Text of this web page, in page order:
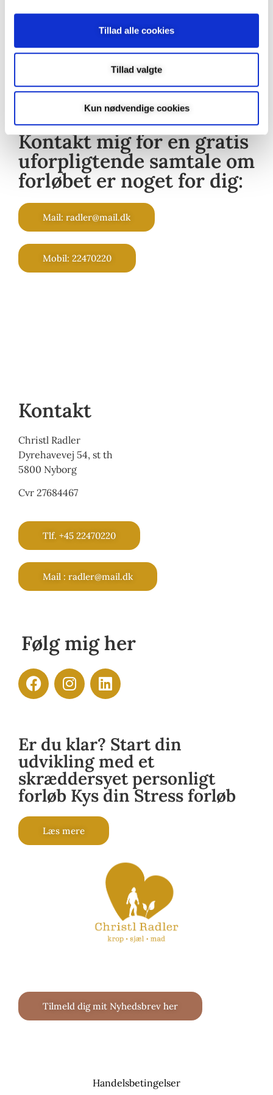
Tillad alle cookies
Tillad valgte
Kun nødvendige cookies
Kontakt mig for en gratis
uforpligtende samtale om
forløbet er noget for dig:
Mail: radler@mail.dk
Mobil: 22470220
Kontakt
Christl Radler
Dyrehavevej 54, st th
5800 Nyborg
Cvr 27684467
Tlf. +45 22470220
Mail : radler@mail.dk
Følg mig her
Er du klar? Start din
udvikling med et
skræddersyet personligt
forløb Kys din Stress forløb
Læs mere
Tilmeld dig mit Nyhedsbrev her
Handelsbetingelser